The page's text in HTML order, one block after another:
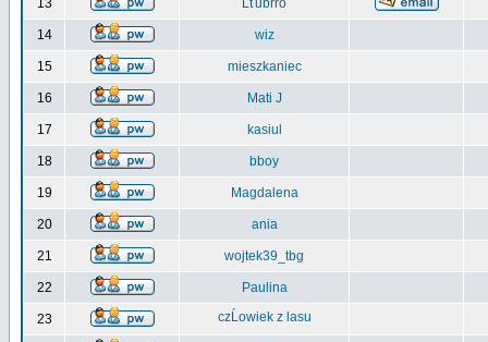
13 Ĺťubrro
14 wiz
15 mieszkaniec
16 Mati J
17 kasiul
18 bboy
19 Magdalena
20 ania
21 wojtek39_tbg
22 Paulina
23 czĹowiek z lasu